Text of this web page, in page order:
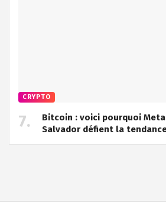
CRYPTO
Bitcoin : voici pourquoi
Salvador défient la